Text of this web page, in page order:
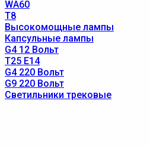
WA60
T8
Высокомощные лампы
Капсульные лампы
G4 12 Вольт
T25 E14
G4 220 Вольт
G9 220 Вольт
Светильники трековые